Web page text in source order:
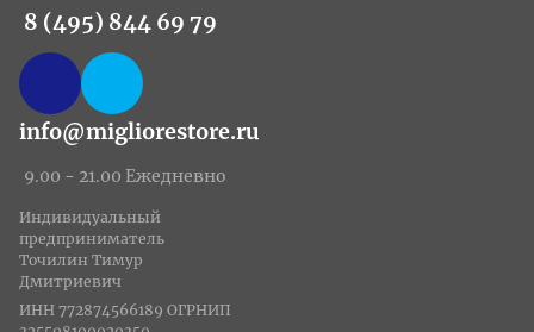
8 (495) 844 69 79
info@migliorestore.ru
9.00 - 21.00 Ежедневно
Индивидуальный
предприниматель
Точилин Тимур
Дмитриевич
ИНН 772874566189 ОГРНИП